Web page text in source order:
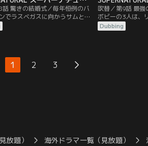
話 驚きの結婚式／毎年恒例のバ
でラスベガスに向かうサムとデ
が、途中でサムがいなくなりデ
惑する。そこにサムからメール
う。ディーンは仕方なくガース
ターと組んである事件を調査す
吹替／第9話 最
ボビーの3人は、
逃れるためニュ
に身を潜めてい
Dubbing
1 2 3
放題） 海外ドラマ一覧（見放題）